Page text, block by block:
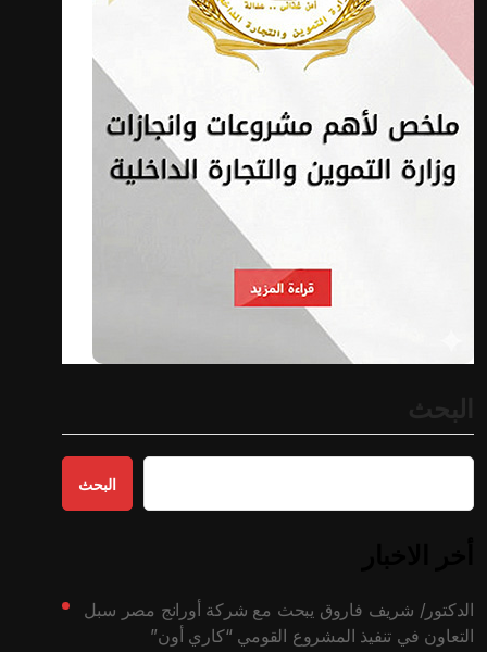
البحث
الدكتور/ شريف فاروق يبحث مع شركة أورانج مصر سبل
التعاون في تنفيذ المشروع القومي “كاري أون”